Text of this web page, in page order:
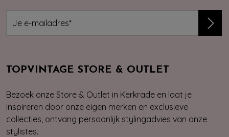
TOPVINTAGE STORE & OUTLET
Bezoek onze Store & Outlet in Kerkrade en laat je
inspireren door onze eigen merken en exclusieve
collecties, ontvang persoonlijk stylingadvies van onze
stylistes.